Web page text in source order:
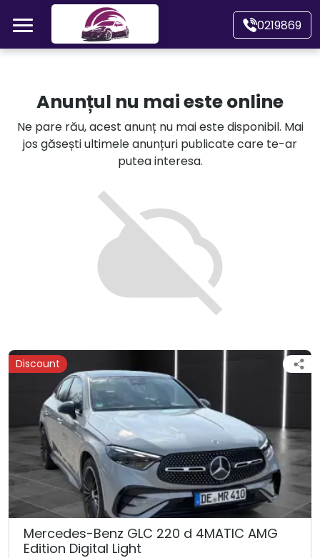
Mergi direct la conținutul principal
0219869
Autoturisme
Motociclete
Autoutilitare
Alte tipuri vehicule
Anunțul nu mai este online
Ne pare rău, acest anunț nu mai este disponibil. Mai
jos găsești ultimele anunțuri publicate care te-ar
putea interesa.
Discount
Mercedes-Benz GLC 220 d 4MATIC AMG
Edition Digital Light